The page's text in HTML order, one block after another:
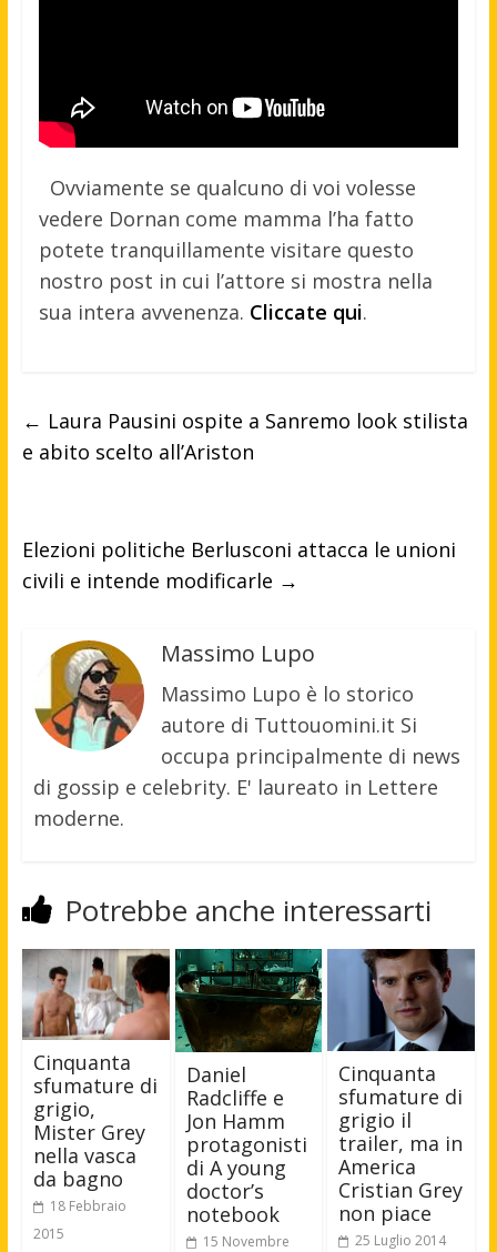
Ovviamente se qualcuno di voi volesse
vedere Dornan come mamma l’ha fatto
potete tranquillamente visitare questo
nostro post in cui l’attore si mostra nella
sua intera avvenenza. Cliccate qui.
← Laura Pausini ospite a Sanremo look stilista
e abito scelto all’Ariston
Elezioni politiche Berlusconi attacca le unioni
civili e intende modificarle →
Massimo Lupo
Massimo Lupo è lo storico
autore di Tuttouomini.it Si
occupa principalmente di news
di gossip e celebrity. E' laureato in Lettere
moderne.
Potrebbe anche interessarti
Cinquanta
sfumature di
grigio,
Mister Grey
nella vasca
da bagno
18 Febbraio
2015
Daniel
Radcliffe e
Jon Hamm
protagonisti
di A young
doctor’s
notebook
15 Novembre
Cinquanta
sfumature di
grigio il
trailer, ma in
America
Cristian Grey
non piace
25 Luglio 2014